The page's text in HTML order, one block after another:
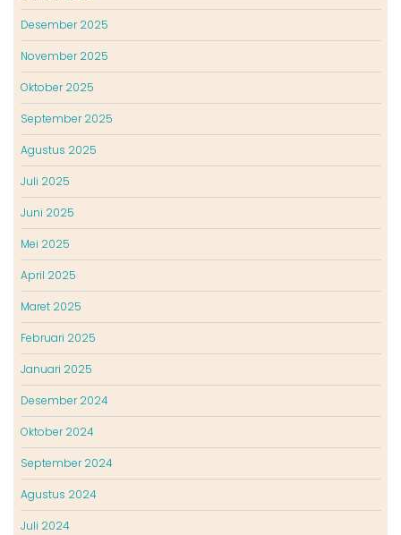
Desember 2025
November 2025
Oktober 2025
September 2025
Agustus 2025
Juli 2025
Juni 2025
Mei 2025
April 2025
Maret 2025
Februari 2025
Januari 2025
Desember 2024
Oktober 2024
September 2024
Agustus 2024
Juli 2024